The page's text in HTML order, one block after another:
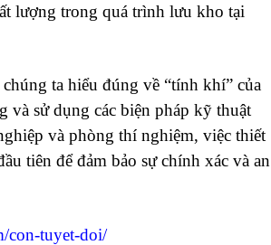
lượng trong quá trình lưu kho tại
ta hiểu đúng về “tính khí” của
sử dụng các biện pháp kỹ thuật
và phòng thí nghiệm, việc thiết
tiên để đảm bảo sự chính xác và an
con-tuyet-doi/